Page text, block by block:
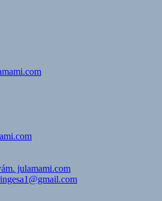
julamami.com